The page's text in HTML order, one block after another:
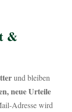
&
und bleiben
neue Urteile
Adresse wird